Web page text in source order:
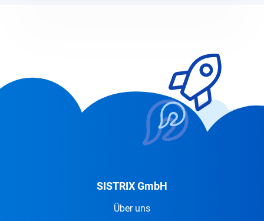
SISTRIX GmbH
Über uns